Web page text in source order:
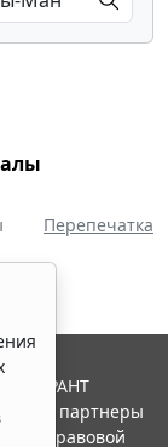
Перепечатка
ГАРАНТ
и ее партнеры
правовой